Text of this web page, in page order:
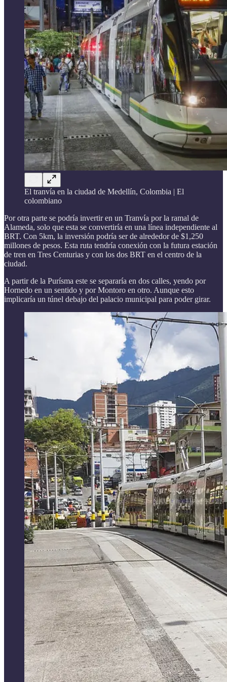
El tranvía en la ciudad de Medellín, Colombia | El
colombiano
Por otra parte se podría invertir en un Tranvía por la ramal de
Alameda, solo que esta se convertiría en una línea independiente al
BRT. Con 5km, la inversión podría ser de alrededor de $1,250
millones de pesos. Esta ruta tendría conexión con la futura estación
de tren en Tres Centurias y con los dos BRT en el centro de la
ciudad.
A partir de la Purísma este se separaría en dos calles, yendo por
Hornedo en un sentido y por Montoro en otro. Aunque esto
implicaría un túnel debajo del palacio municipal para poder girar.